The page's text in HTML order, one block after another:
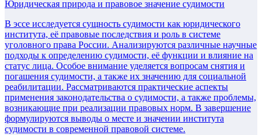
Юридическая природа и правовое значение судимости
В эссе исследуется сущность судимости как юридического
института, её правовые последствия и роль в системе
уголовного права России. Анализируются различные научные
подходы к определению судимости, её функции и влияние на
статус лица. Особое внимание уделяется вопросам снятия и
погашения судимости, а также их значению для социальной
реабилитации. Рассматриваются практические аспекты
применения законодательства о судимости, а также проблемы,
возникающие при реализации правовых норм. В завершение
формулируются выводы о месте и значении института
судимости в современной правовой системе.